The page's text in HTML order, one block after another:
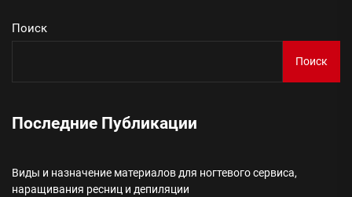
Поиск
Поиск
Последние Публикации
Виды и назначение материалов для ногтевого сервиса,
наращивания ресниц и депиляции